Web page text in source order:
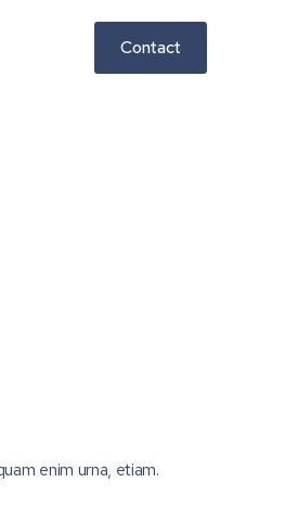
Contact
enim urna, etiam.